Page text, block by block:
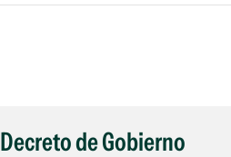
Decreto de Gobierno